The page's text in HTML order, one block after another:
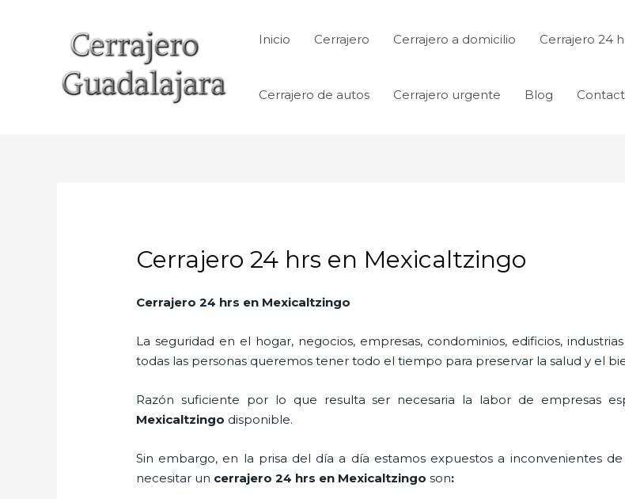
Inicio Cerrajero Cerrajero a domicilio Cerrajero 24
Cerrajero de autos Cerrajero urgente Blog
Cerrajero 24 hrs en Mexicaltzingo
Cerrajero 24 hrs en Mexicaltzingo
La seguridad en el hogar, negocios, empresas, condominios, edificios,
todas las personas queremos tener todo el tiempo para preservar la salud y el
Razón suficiente por lo que resulta ser necesaria la labor de empresas
Mexicaltzingo disponible.
Sin embargo, en la prisa del día a día estamos expuestos a inconvenientes
necesitar un cerrajero 24 hrs en Mexicaltzingo son: